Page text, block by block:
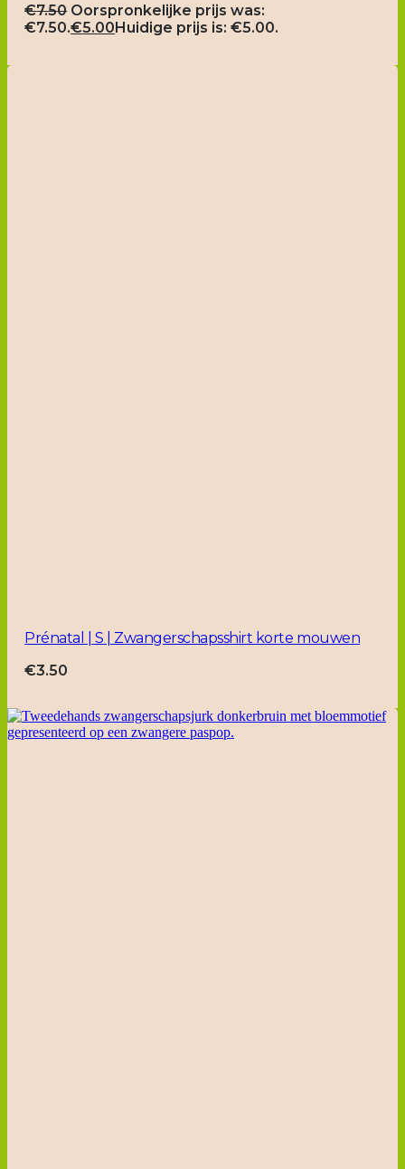
€7.50 Oorspronkelijke prijs was:
€7.50.€5.00Huidige prijs is: €5.00.
Prénatal | S | Zwangerschapsshirt korte mouwen
€3.50